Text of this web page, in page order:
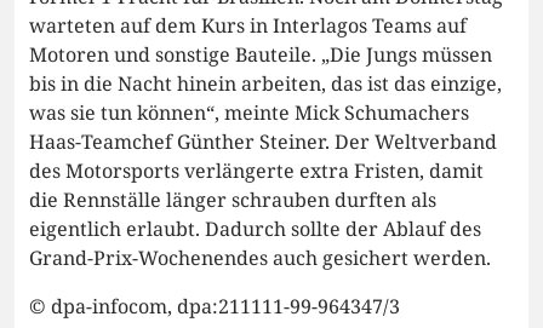
warteten auf dem Kurs in Interlagos Teams auf
Motoren und sonstige Bauteile. „Die Jungs müssen
bis in die Nacht hinein arbeiten, das ist das einzige,
was sie tun können“, meinte Mick Schumachers
Haas-Teamchef Günther Steiner. Der Weltverband
des Motorsports verlängerte extra Fristen, damit
die Rennställe länger schrauben durften als
eigentlich erlaubt. Dadurch sollte der Ablauf des
Grand-Prix-Wochenendes auch gesichert werden.
© dpa-infocom, dpa:211111-99-964347/3